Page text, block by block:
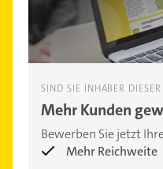
SIND SIE INHABER
Mehr Kunden
Bewerben Sie jetzt
Mehr Reichweite